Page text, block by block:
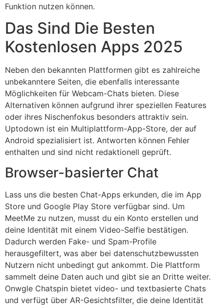
Funktion nutzen können.
Das Sind Die Besten
Kostenlosen Apps 2025
Neben den bekannten Plattformen gibt es zahlreiche
unbekanntere Seiten, die ebenfalls interessante
Möglichkeiten für Webcam-Chats bieten. Diese
Alternativen können aufgrund ihrer speziellen Features
oder ihres Nischenfokus besonders attraktiv sein.
Uptodown ist ein Multiplattform-App-Store, der auf
Android spezialisiert ist. Antworten können Fehler
enthalten und sind nicht redaktionell geprüft.
Browser-basierter Chat
Lass uns die besten Chat-Apps erkunden, die im App
Store und Google Play Store verfügbar sind. Um
MeetMe zu nutzen, musst du ein Konto erstellen und
deine Identität mit einem Video-Selfie bestätigen.
Dadurch werden Fake- und Spam-Profile
herausgefiltert, was aber bei datenschutzbewussten
Nutzern nicht unbedingt gut ankommt. Die Plattform
sammelt deine Daten auch und gibt sie an Dritte weiter.
Onwgle Chatspin bietet video- und textbasierte Chats
und verfügt über AR-Gesichtsfilter, die deine Identität